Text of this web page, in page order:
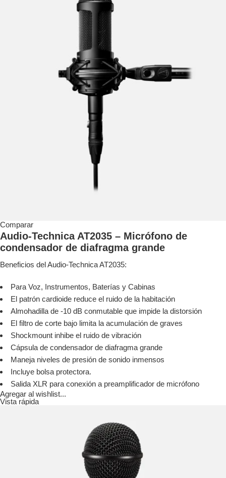
Comparar
Audio-Technica AT2035 – Micrófono de
condensador de diafragma grande
Beneficios del Audio-Technica AT2035:
Para Voz, Instrumentos, Baterías y Cabinas
El patrón cardioide reduce el ruido de la habitación
Almohadilla de -10 dB conmutable que impide la distorsión
El filtro de corte bajo limita la acumulación de graves
Shockmount inhibe el ruido de vibración
Cápsula de condensador de diafragma grande
Maneja niveles de presión de sonido inmensos
Incluye bolsa protectora.
Salida XLR para conexión a preamplificador de micrófono
Agregar al wishlist...
Vista rápida